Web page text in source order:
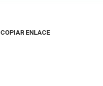
COPIAR ENLACE